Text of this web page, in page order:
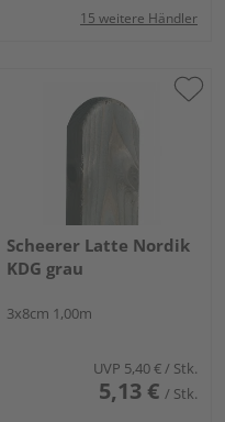
15 weitere Händler
Scheerer Latte Nordik
KDG grau
3x8cm 1,00m
UVP 5,40 €/ Stk.
5,13 € / Stk.